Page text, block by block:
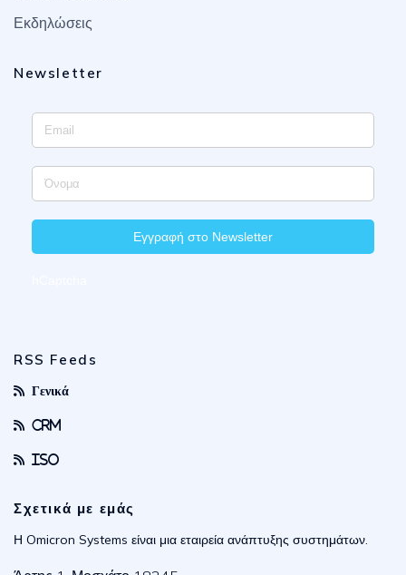
Εκδηλώσεις
Newsletter
Εγγραφή στο Newsletter
RSS Feeds
Γενικά
CRM
ISO
Σχετικά με εμάς
Η Omicron Systems είναι μια εταιρεία ανάπτυξης συστημάτων.